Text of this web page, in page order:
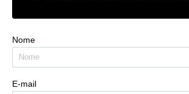
Nome
E-mail